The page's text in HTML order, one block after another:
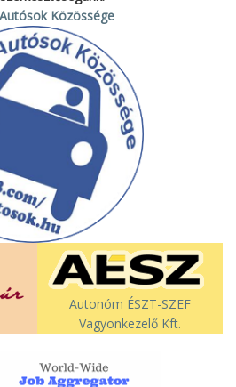
Közössége
Autonóm ÉSZT-SZEF
Vagyonkezelő Kft.